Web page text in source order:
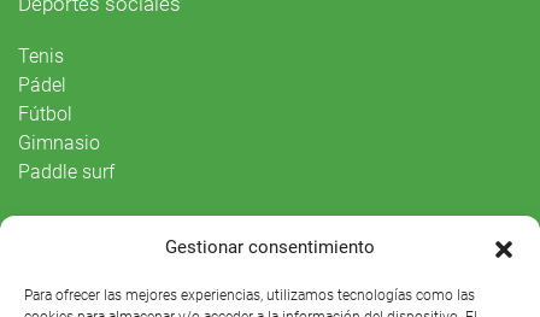
Gestionar consentimiento
Para ofrecer las mejores experiencias, utilizamos tecnologías como las
Tenis
Pádel
Fútbol
Gimnasio
Paddle surf
Agenda